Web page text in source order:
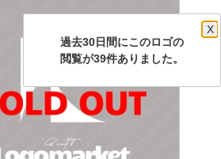
過去30日間にこのロゴの
X
閲覧が39件ありました。